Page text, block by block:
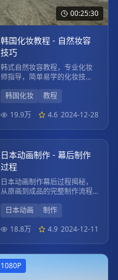
00:25:30
韩国化妆教程 - 自然妆容
技巧
韩式自然妆容教程，专业化妆
师指导，简单易学的化妆技
韩国化妆
教程
19.9万
4.6 2024-12-28
02:15:45
4K
日本动画制作 - 幕后制作
过程
日本动画制作幕后过程揭秘，
从原画到成品的完整制作流程
日本动画
制作
18.8万
4.9 2024-12-11
1080P